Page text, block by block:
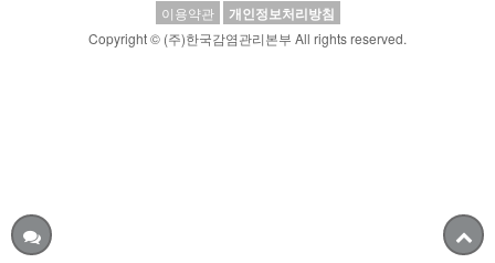
이용약관
개인정보처리방침
Copyright © (주)한국감염관리본부 All rights reserved.